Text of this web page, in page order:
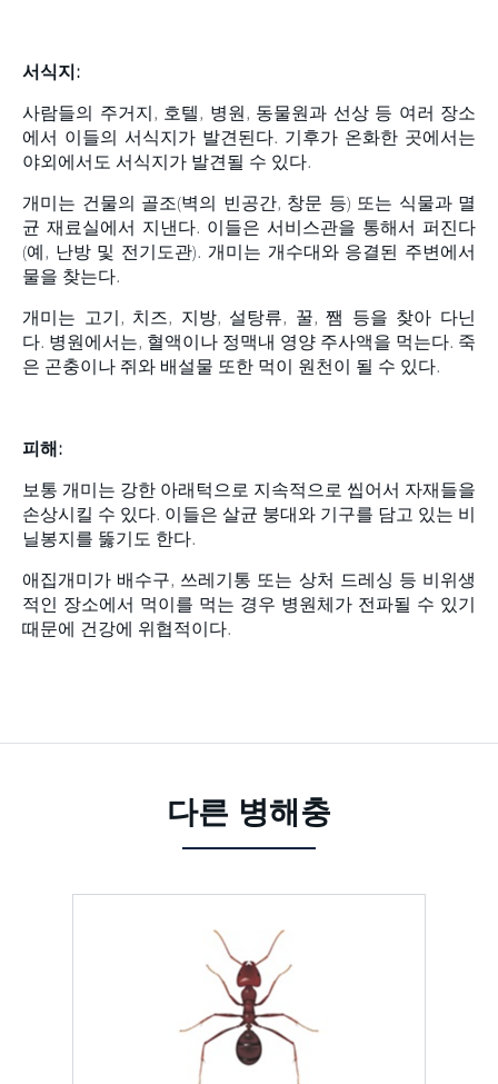
서식지:
사람들의 주거지, 호텔, 병원, 동물원과 선상 등 여러 장소
에서 이들의 서식지가 발견된다. 기후가 온화한 곳에서는
야외에서도 서식지가 발견될 수 있다.
개미는 건물의 골조(벽의 빈공간, 창문 등) 또는 식물과 멸
균 재료실에서 지낸다. 이들은 서비스관을 통해서 퍼진다
(예, 난방 및 전기도관). 개미는 개수대와 응결된 주변에서
물을 찾는다.
개미는 고기, 치즈, 지방, 설탕류, 꿀, 쨈 등을 찾아 다닌
다. 병원에서는, 혈액이나 정맥내 영양 주사액을 먹는다. 죽
은 곤충이나 쥐와 배설물 또한 먹이 원천이 될 수 있다.
피해:
보통 개미는 강한 아래턱으로 지속적으로 씹어서 자재들을
손상시킬 수 있다. 이들은 살균 붕대와 기구를 담고 있는 비
닐봉지를 뚫기도 한다.
애집개미가 배수구, 쓰레기통 또는 상처 드레싱 등 비위생
적인 장소에서 먹이를 먹는 경우 병원체가 전파될 수 있기
때문에 건강에 위협적이다.​
다른 병해충